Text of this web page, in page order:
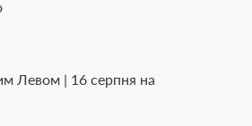
Левом | 16 серпня на